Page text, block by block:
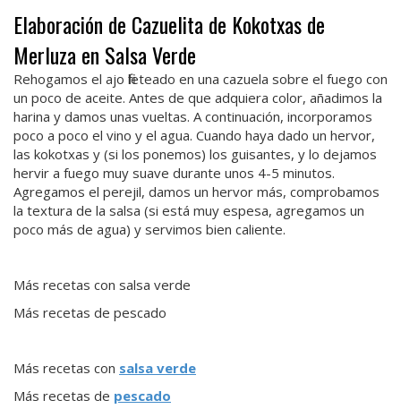
Elaboración de Cazuelita de Kokotxas de
Merluza en Salsa Verde
Rehogamos el ajo fileteado en una cazuela sobre el fuego con
un poco de aceite. Antes de que adquiera color, añadimos la
harina y damos unas vueltas. A continuación, incorporamos
poco a poco el vino y el agua. Cuando haya dado un hervor,
las kokotxas y (si los ponemos) los guisantes, y lo dejamos
hervir a fuego muy suave durante unos 4-5 minutos.
Agregamos el perejil, damos un hervor más, comprobamos
la textura de la salsa (si está muy espesa, agregamos un
poco más de agua) y servimos bien caliente.
Más recetas con salsa verde
Más recetas de pescado
Más recetas con salsa verde
Más recetas de pescado